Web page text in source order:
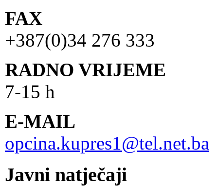
FAX
+387(0)34 276 333
RADNO VRIJEME
7-15 h
E-MAIL
opcina.kupres1@tel.net.ba
Javni natječaji